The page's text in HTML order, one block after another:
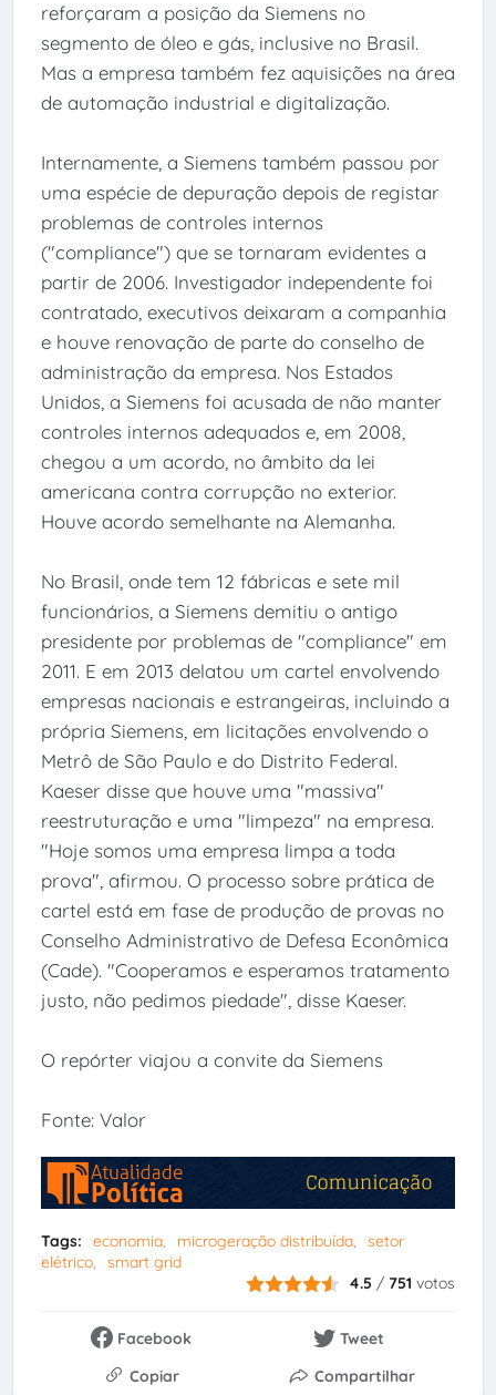
reforçaram a posição da Siemens no
segmento de óleo e gás, inclusive no Brasil.
Mas a empresa também fez aquisições na área
de automação industrial e digitalização.
Internamente, a Siemens também passou por
uma espécie de depuração depois de registar
problemas de controles internos
("compliance") que se tornaram evidentes a
partir de 2006. Investigador independente foi
contratado, executivos deixaram a companhia
e houve renovação de parte do conselho de
administração da empresa. Nos Estados
Unidos, a Siemens foi acusada de não manter
controles internos adequados e, em 2008,
chegou a um acordo, no âmbito da lei
americana contra corrupção no exterior.
Houve acordo semelhante na Alemanha.
No Brasil, onde tem 12 fábricas e sete mil
funcionários, a Siemens demitiu o antigo
presidente por problemas de "compliance" em
2011. E em 2013 delatou um cartel envolvendo
empresas nacionais e estrangeiras, incluindo a
própria Siemens, em licitações envolvendo o
Metrô de São Paulo e do Distrito Federal.
Kaeser disse que houve uma "massiva"
reestruturação e uma "limpeza" na empresa.
"Hoje somos uma empresa limpa a toda
prova", afirmou. O processo sobre prática de
cartel está em fase de produção de provas no
Conselho Administrativo de Defesa Econômica
(Cade). "Cooperamos e esperamos tratamento
justo, não pedimos piedade", disse Kaeser.
O repórter viajou a convite da Siemens
Fonte: Valor
Tags: economia microgeração distribuída
setor
elétrico
smart grid
4.5 / 751 votos
Facebook
Tweet
Copiar
Compartilhar